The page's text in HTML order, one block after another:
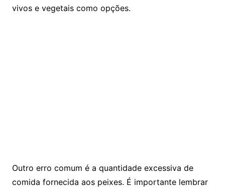
vivos e vegetais ⁣como‍ opções.
Outro erro comum é ⁤a quantidade excessiva de
comida fornecida aos ⁣peixes. É ⁢importante lembrar